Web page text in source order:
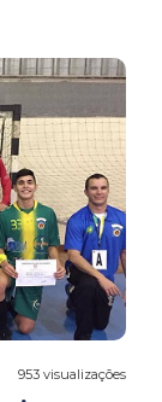
953 visualizações